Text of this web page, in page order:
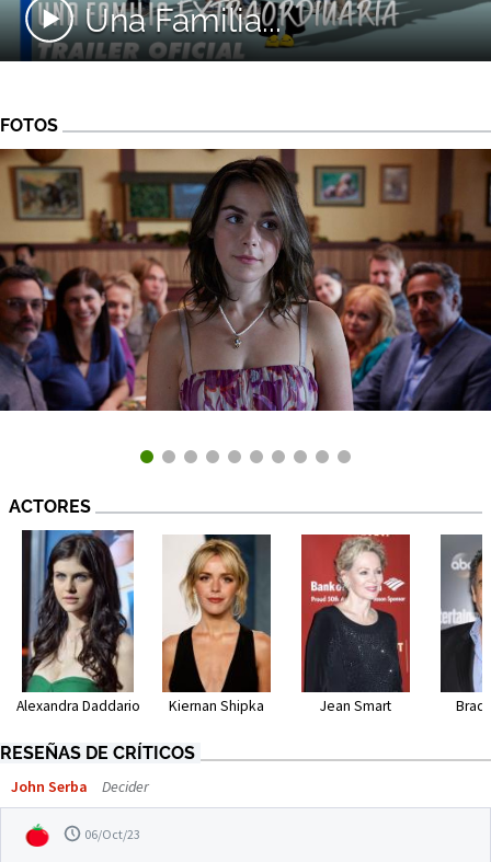
Una Familia...
FOTOS
ACTORES
Alexandra Daddario Kiernan Shipka Jean Smart Brad
RESEÑAS DE CRÍTICOS
John Serba Decider
06/Oct/23